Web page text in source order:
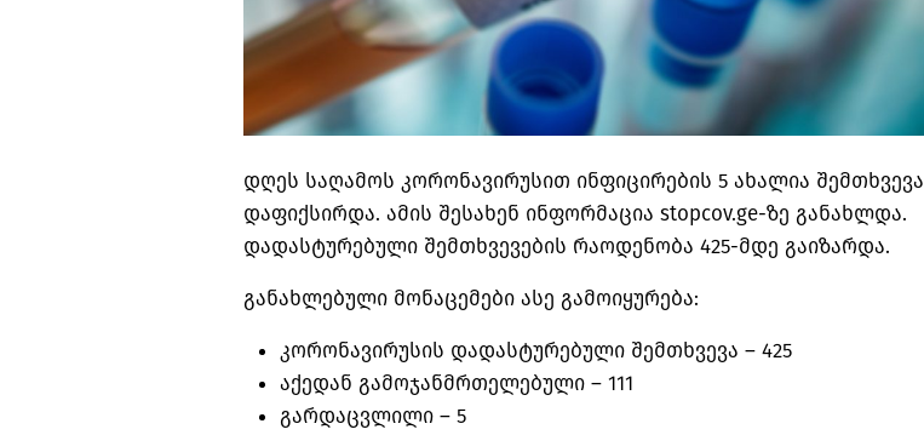
დღეს საღამოს კორონავირუსით ინფიცირების 5 ახალია შემთხვევა
დაფიქსირდა. ამის შესახენ ინფორმაცია stopcov.ge-ზე განახლდა.
დადასტურებული შემთხვევების რაოდენობა 425-მდე გაიზარდა.
განახლებული მონაცემები ასე გამოიყურება:
კორონავირუსის დადასტურებული შემთხვევა – 425
აქედან გამოჯანმრთელებული – 111
გარდაცვლილი – 5